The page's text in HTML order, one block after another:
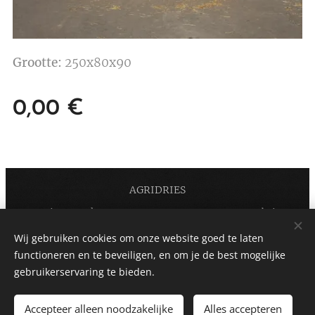
Grootte: 250x80x90
0,00 €
TOEVOEGEN AAN DE WINKELWAGEN
AGRIDRIES
Gras is ons vak. Website:
https://m.facebook.com/agri.dries.1
Cookies
Wij gebruiken cookies om onze website goed te laten
functioneren en te beveiligen, en om je de best mogelijke
gebruikerservaring te bieden.
Accepteer alleen noodzakelijke Alles accepteren